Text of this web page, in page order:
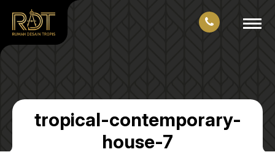
tropical-contemporary-
house-7